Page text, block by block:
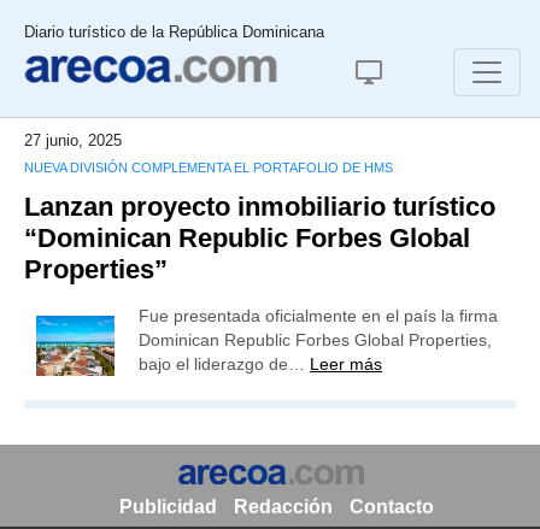
Diario turístico de la República Dominicana
27 junio, 2025
NUEVA DIVISIÓN COMPLEMENTA EL PORTAFOLIO DE HMS
Lanzan proyecto inmobiliario turístico
“Dominican Republic Forbes Global
Properties”
Fue presentada oficialmente en el país la firma
Dominican Republic Forbes Global Properties,
bajo el liderazgo de… Leer más
Publicidad Redacción Contacto